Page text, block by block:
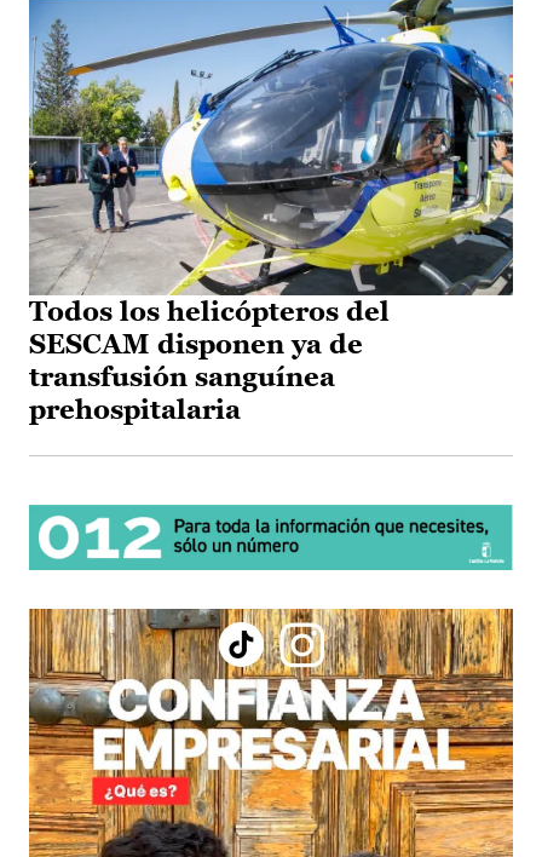
Todos los helicópteros del
SESCAM disponen ya de
transfusión sanguínea
prehospitalaria